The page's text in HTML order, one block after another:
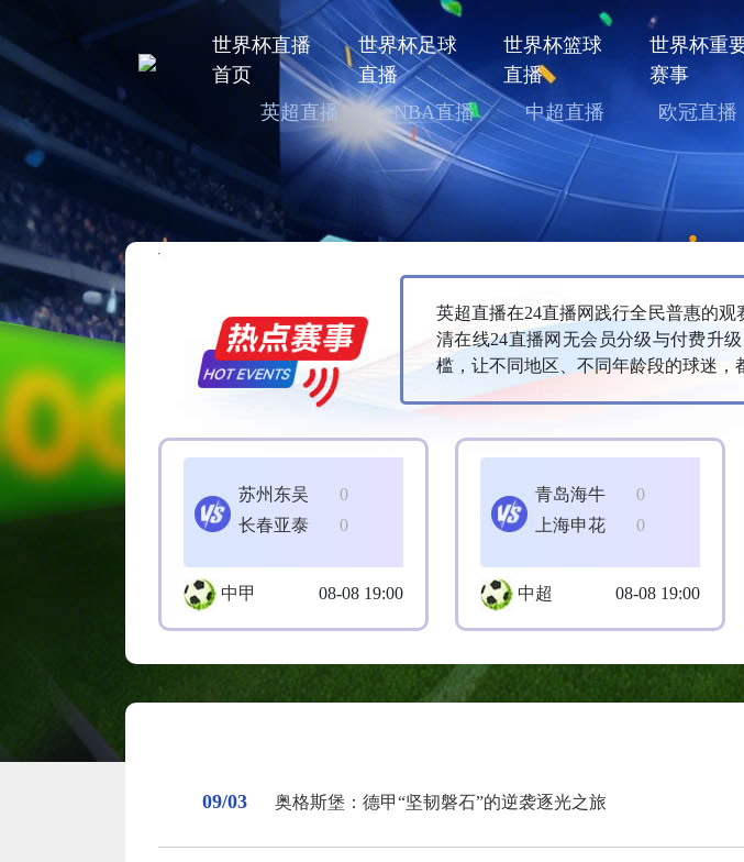
世界杯直播
首页
世界杯足球
直播
世界杯篮球
直播
世界杯重
赛事
英超直播
NBA直播 中超直播 欧冠直播
英超直播在24直播网践行全民普惠的
清在线24直播网无会员分级与付费升
槛，让不同地区、不同年龄段的球迷，
0
苏州东吴
0
长春亚泰
中甲 08-08 19:00
0
青岛海牛
0
上海申花
中超 08-08 19:00
09/03 奥格斯堡：德甲“坚韧磐石”的逆袭逐光之旅